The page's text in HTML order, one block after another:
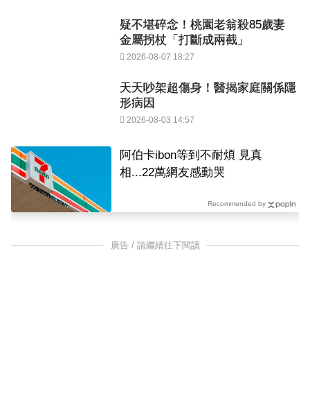
疑不堪碎念！桃園老翁殺85歲妻
金屬拐杖「打斷成兩截」
2026-08-07 18:27
天天吵架超傷身！醫揭家庭關係隱
形病因
2026-08-03 14:57
阿伯卡ibon等到不耐煩 見真
相...22萬網友感動哭
Recommended by
廣告 / 請繼續往下閱讀